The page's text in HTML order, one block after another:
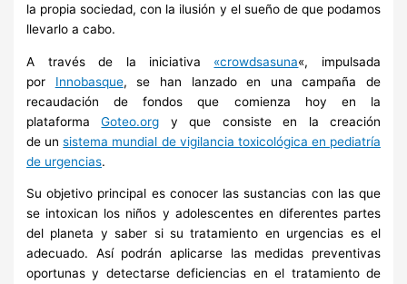
la propia sociedad, con la ilusión y el sueño de que podamos
llevarlo a cabo.
A través de la iniciativa «crowdsasuna«, impulsada
por Innobasque, se han lanzado en una campaña de
recaudación de fondos que comienza hoy en la
plataformaGoteo.org y que consiste en la creación
de unsistema mundial de vigilancia toxicológica en pediatría
de urgencias.
Su objetivo principal es conocer las sustancias con las que
se intoxican los niños y adolescentes en diferentes partes
del planeta y saber si su tratamiento en urgencias es el
adecuado. Así podrán aplicarse las medidas preventivas
oportunas y detectarse deficiencias en el tratamiento de